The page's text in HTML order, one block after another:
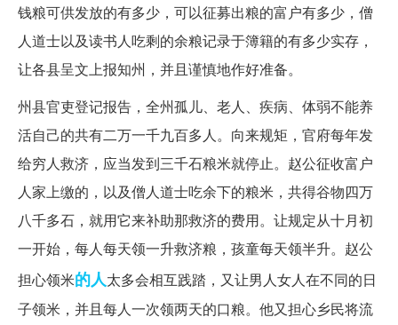
钱粮可供发放的有多少，可以征募出粮的富户有多少，僧
人道士以及读书人吃剩的余粮记录于簿籍的有多少实存，
让各县呈文上报知州，并且谨慎地作好准备。
州县官吏登记报告，全州孤儿、老人、疾病、体弱不能养
活自己的共有二万一千九百多人。向来规矩，官府每年发
给穷人救济，应当发到三千石粮米就停止。赵公征收富户
人家上缴的，以及僧人道士吃余下的粮米，共得谷物四万
八千多石，就用它来补助那救济的费用。让规定从十月初
一开始，每人每天领一升救济粮，孩童每天领半升。赵公
担心领米的人太多会相互践踏，又让男人女人在不同的日
子领米，并且每人一次领两天的口粮。他又担心乡民将流